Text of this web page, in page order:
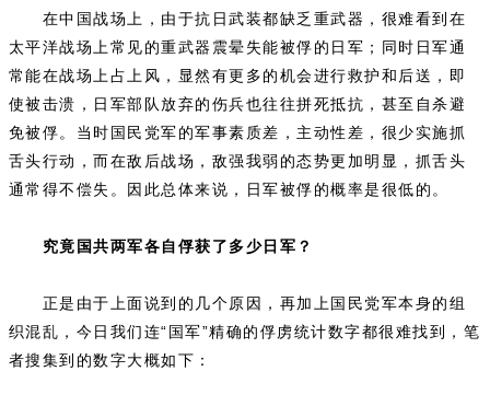
在中国战场上，由于抗日武装都缺乏重武器，很难看到在
太平洋战场上常见的重武器震晕失能被俘的日军；同时日军通
常能在战场上占上风，显然有更多的机会进行救护和后送，即
使被击溃，日军部队放弃的伤兵也往往拼死抵抗，甚至自杀避
免被俘。当时国民党军的军事素质差，主动性差，很少实施抓
舌头行动，而在敌后战场，敌强我弱的态势更加明显，抓舌头
通常得不偿失。因此总体来说，日军被俘的概率是很低的。
究竟国共两军各自俘获了多少日军？
正是由于上面说到的几个原因，再加上国民党军本身的组
织混乱，今日我们连“国军”精确的俘虏统计数字都很难找到，笔
者搜集到的数字大概如下：